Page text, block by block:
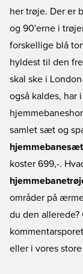
her trøje. Der er
og 90'erne i
forskellige blå
hyldest til den
skal ske i
også kaldes, har
samlet sæt og
koster 699,-.
områder på
du den allerede?
eller i vores store